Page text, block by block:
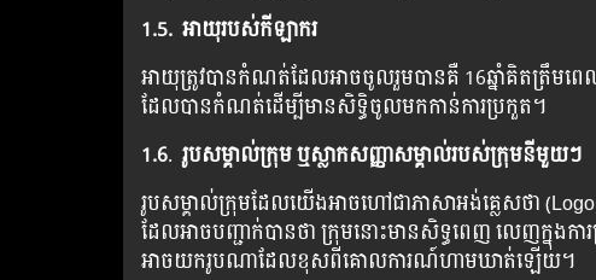
1.5. អាយុរបស់កីឡាករ
អាយុត្រូវបានកំណត់ដែលអាចចូលរួមបានគឺ 16ឆ្នាំគិតត្រឹមព
ដែលបានកំណត់ដើម្បីមានសិទ្ធិចូលមកកាន់ការប្រកួត។
1.6. រូបសម្គាល់ក្រុម ឬស្លាកសញ្ញាសម្គាល់របស់ក្រុមនីមួយៗ
រូបសម្គាល់ក្រុមដែលយើងអាចហៅជាភាសាអង់គ្លេសថា
ដែលអាចបញ្ជាក់បានថា ក្រុមនោះមានសិទ្ធពេញ លេញក្នុង
អាចយករូបណាដែលខុសពីគោលការណ៍ហាមឃាត់ឡើយ។